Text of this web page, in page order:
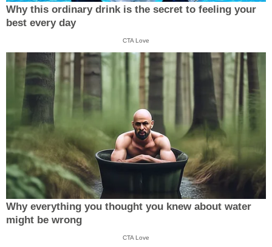
Why this ordinary drink is the secret to feeling your
best every day
CTA Love
Why everything you thought you knew about water
might be wrong
CTA Love